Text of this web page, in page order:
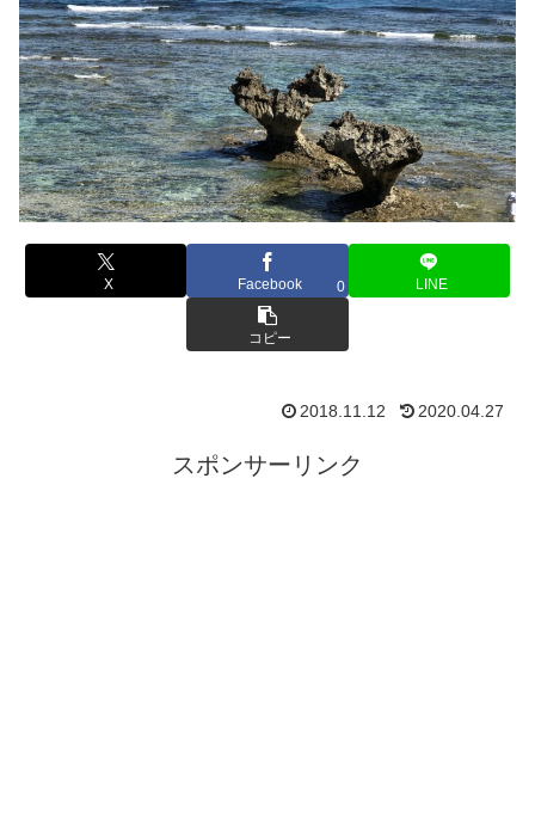
X Facebook 0 LINE
コピー
2018.11.12 2020.04.27
スポンサーリンク